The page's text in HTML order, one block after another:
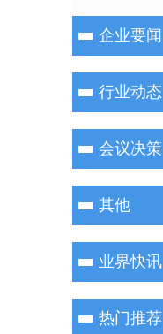
企业要闻
行业动态
会议决策
其他
业界快讯
热门推荐